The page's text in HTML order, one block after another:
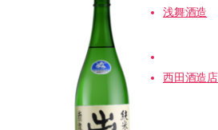
浅舞酒造
西田酒造店